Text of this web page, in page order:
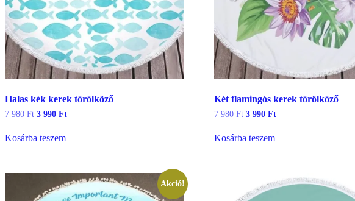
Halas kék kerek törölköző
7 980Ft Original
7
3 990 FtCurrent
Kosárba teszem
Két flamingós kerek törölköző
7 980Ft Original
7
3 990FtCurrent
Kosárba teszem
Akció!